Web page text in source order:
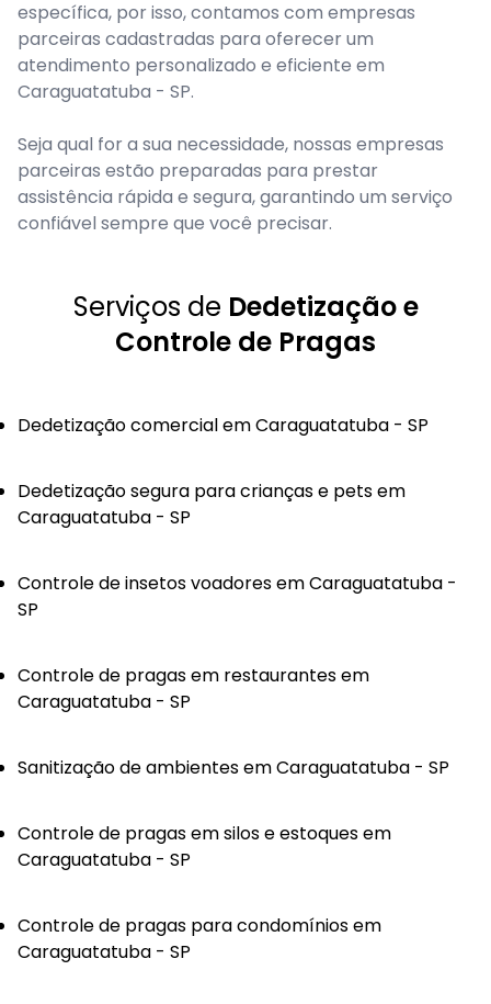
específica, por isso, contamos com empresas
parceiras cadastradas para oferecer um
atendimento personalizado e eficiente em
Caraguatatuba - SP.
Seja qual for a sua necessidade, nossas empresas
parceiras estão preparadas para prestar
assistência rápida e segura, garantindo um serviço
confiável sempre que você precisar.
Serviços de Dedetização e
Controle de Pragas
Dedetização comercial em Caraguatatuba - SP
Dedetização segura para crianças e pets em
Caraguatatuba - SP
Controle de insetos voadores em Caraguatatuba -
SP
Controle de pragas em restaurantes em
Caraguatatuba - SP
Sanitização de ambientes em Caraguatatuba - SP
Controle de pragas em silos e estoques em
Caraguatatuba - SP
Controle de pragas para condomínios em
Caraguatatuba - SP